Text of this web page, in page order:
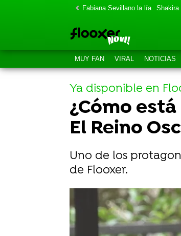
Fabiana Sevillano la lía Shakira
MUY FAN VIRAL NOTICIAS
Ya disponible en
¿Cómo
El Reino
Uno de los
de Flooxer.